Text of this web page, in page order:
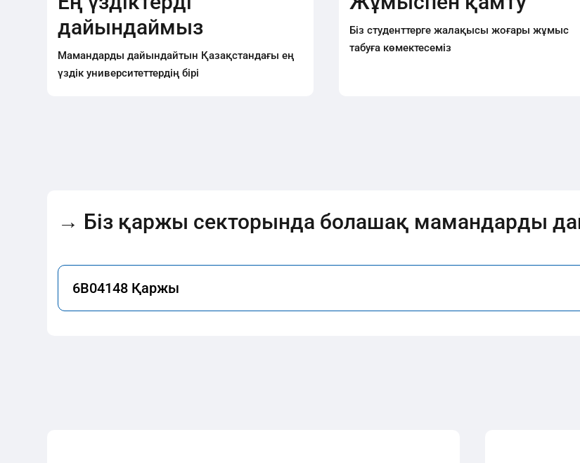
дайындаймыз
Мамандарды дайындайтын Қазақстандағы ең
үздік университеттердің бірі
Біз студенттерге жалақысы жоғары жұмыс
табуға көмектесеміз
→ Біз қаржы секторында болашақ мамандарды
6B04148 Қаржы